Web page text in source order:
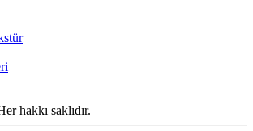
hakkı saklıdır.